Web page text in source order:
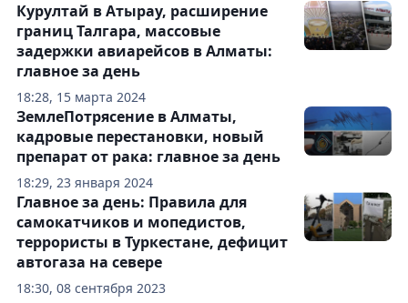
18:28, 15 марта 2024
Курултай в Атырау, расширение
границ Талгара, массовые
задержки авиарейсов в Алматы:
главное за день
18:29, 23 января 2024
ЗемлеПотрясение в Алматы,
кадровые перестановки, новый
препарат от рака: главное за день
18:30, 08 сентября 2023
Главное за день: Правила для
самокатчиков и мопедистов,
террористы в Туркестане, дефицит
автогаза на севере